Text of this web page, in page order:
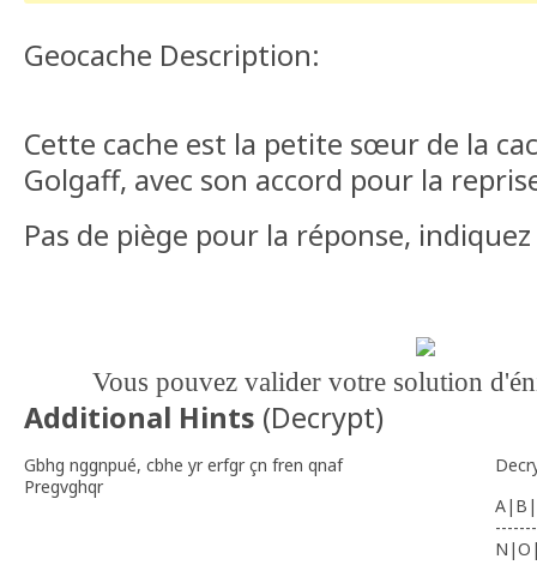
Geocache Description:
Cette cache est la petite sœur de la
Golgaff, avec son accord pour la
Pas de piège pour la réponse,
Vous pouvez valider votre solution
Additional Hints (Decrypt)
Gbhg nggnpué, cbhe yr erfgr çn fren qnaf
Pregvghqr